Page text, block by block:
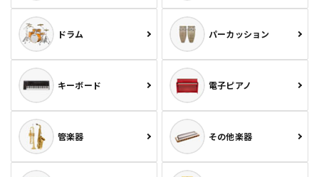
ドラム パーカッション
キーボード 電子ピアノ
管楽器 その他楽器